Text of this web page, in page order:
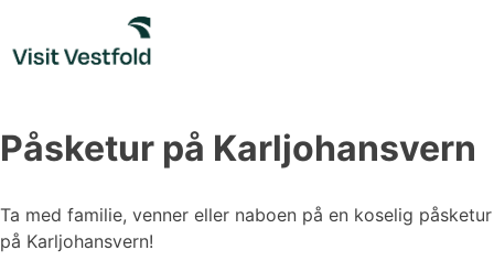
content
Påsketur på Karljohansvern
Ta med familie, venner eller naboen på en koselig påsketur
på Karljohansvern!